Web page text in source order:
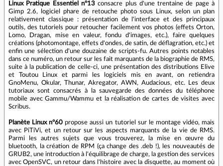
Linux Pratique Essentiel n°13consacre plus d'une trentaine de page à
Gimp 2.6, logiciel phare de retouche photo sous Linux, selon un plan
relativement classique : présentation de l'interface et des principaux
outils, des tutoriels pour retoucher facilement vos photos (effets Orton,
Lomo, Dragan, mise en valeur, fondu d'images, etc.), faire quelques
créations (photomontage, effets d'ondes, de satin, de déflagration, etc.) et
enfin une sélection d'une douzaine de scripts-fu. Autres points notables
dans ce numéro, un retour sur les fait marquants de la biographie de RMS,
suite à la publication de celle-ci, une présentation des distributions Elive
et Toutou Linux et parmi les logiciels mis en avant, on retiendra
GnoMenu, Okular, Thunar, Akregator, AWN, Audacious, etc. Les deux
tutoriaux sont consacrés à la sauvegarde des données du téléphone
mobile avec Gammu/Wammu et la réalisation de cartes de visites avec
Scribus.
Planète Linux n°60 propose aussi un tutoriel sur le montage vidéo, mais
avec PiTiVi, et un retour sur les aspects marquants de la vie de RMS.
Parmi les autres sujets que vous trouverez, la mise en œuvre du
bluetooth, la création de RPM (ça change des .deb !), les nouveautés de
GRUB2, une introduction à l'équilibrage de charge, la gestion des services
avec OpenSVC, un retour dans l'histoire avec la disquette, au moment où